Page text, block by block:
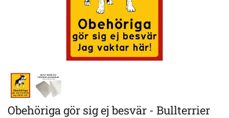
Obehöriga gör sig ej besvär - Bullterrier